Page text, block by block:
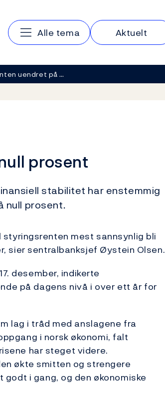
Hovedmeny
Alle tema Aktuelt
uendret på …
prosent
stabilitet har enstemmig
null prosent.
mest sannsynlig bli
sier sentralbanksjef Øystein Olsen.
desember, indikerte
på dagens nivå i over ett år for
lag i tråd med anslagene fra
i norsk økonomi, falt
har steget videre.
økte smitten og strengere
i gang, og den økonomiske